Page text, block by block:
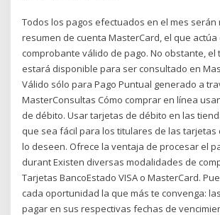
Todos los pagos efectuados en el mes
resumen de cuenta MasterCard, el que actúa
comprobante válido de pago. No obstante, el
estará disponible para ser consultado en
Válido sólo para Pago Puntual generado a
MasterConsultas Cómo comprar en línea
de débito. Usar tarjetas de débito en las
que sea fácil para los titulares de las tarjetas
lo deseen. Ofrece la ventaja de procesar el
durant Existen diversas modalidades de
Tarjetas BancoEstado VISA o MasterCard.
cada oportunidad la que más te convenga:
pagar en sus respectivas fechas de